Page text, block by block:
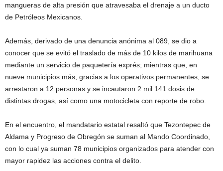
mangueras de alta presión que atravesaba el drenaje a un ducto
de Petróleos Mexicanos.
Además, derivado de una denuncia anónima al 089, se dio a
conocer que se evitó el traslado de más de 10 kilos de marihuana
mediante un servicio de paquetería exprés; mientras que, en
nueve municipios más, gracias a los operativos permanentes, se
arrestaron a 12 personas y se incautaron 2 mil 141 dosis de
distintas drogas, así como una motocicleta con reporte de robo.
En el encuentro, el mandatario estatal resaltó que Tezontepec de
Aldama y Progreso de Obregón se suman al Mando Coordinado,
con lo cual ya suman 78 municipios organizados para atender con
mayor rapidez las acciones contra el delito.